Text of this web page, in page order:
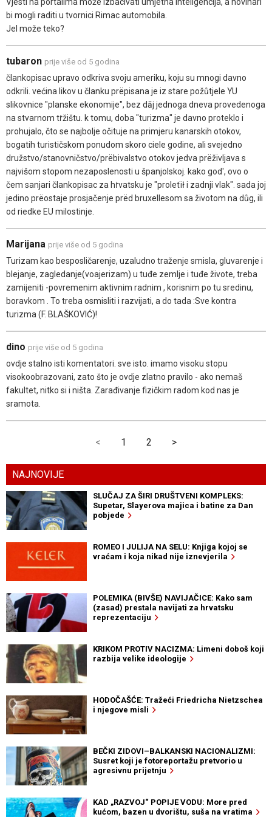
Vjesti na portalima može izbacivati umjetna inteligencija, a novinari
bi mogli raditi u tvornici Rimac automobila.
Jel može teko?
tubaron prije više od 5 godina
člankopisac upravo odkriva svoju ameriku, koju su mnogi davno
odkrili. većina likov u članku prëpisana je iz stare požůtjele YU
slikovnice "planske ekonomije", bez dāj jednoga dneva provedenoga
na stvarnom tṙžištu. k tomu, doba "turizma" je davno proteklo i
prohujalo, čto se najbolje očituje na primjeru kanarskih otokov,
bogatih turističskom ponudom skoro ciele godine, ali svejedno
družstvo/stanovničstvo/prëbivalstvo otokov jedva prëživljava s
najvišom stopom nezaposlenosti u španjolskoj. kako god', ovo o
čem sanjari člankopisac za hṙvatsku je "proletïł i zadnji vlak". sada joj
jedino prëostaje prosjačenje prëd bruxellesom sa životom na důg, ili
od riedke EU milostinje.
Marijana prije više od 5 godina
Turizam kao besposličarenje, uzaludno traženje smisla, gluvarenje i
blejanje, zagledanje(voajerizam) u tuđe zemlje i tuđe živote, treba
zamijeniti -povremenim aktivnim radnim , korisnim po tu sredinu,
boravkom . To treba osmisliti i razvijati, a do tada :Sve kontra
turizma (F. BLAŠKOVIĆ)!
dino prije više od 5 godina
ovdje stalno isti komentatori. sve isto. imamo visoku stopu
visokoobrazovani, zato što je ovdje zlatno pravilo - ako nemaš
fakultet, nitko si i ništa. Zarađivanje fizičkim radom kod nas je
sramota.
< 1 2 >
NAJNOVIJE
SLUČAJ ZA ŠIRI DRUŠTVENI KOMPLEKS:
Supetar, Slayerova majica i batine za Dan
pobjede
ROMEO I JULIJA NA SELU: Knjiga kojoj se
vraćam i koja nikad nije iznevjerila
POLEMIKA (BIVŠE) NAVIJAČICE: Kako sam
(zasad) prestala navijati za hrvatsku
reprezentaciju
KRIKOM PROTIV NACIZMA: Limeni doboš koji
razbija velike ideologije
HODOČAŠĆE: Tražeći Friedricha Nietzschea
i njegove misli
BEČKI ZIDOVI–BALKANSKI NACIONALIZMI:
Susret koji je fotoreportažu pretvorio u
agresivnu prijetnju
KAD „RAZVOJ“ POPIJE VODU: More pred
kućom, bazen u dvorištu, suša na vratima